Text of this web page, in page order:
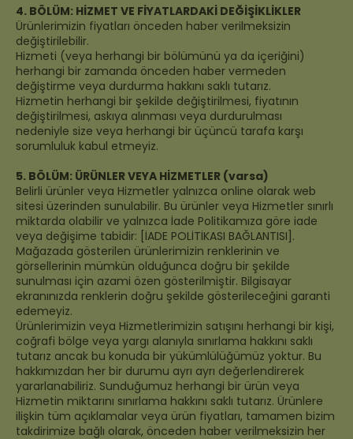
4. BÖLÜM: HİZMET VE FİYATLARDAKİ DEĞİŞİKLİKLER
Ürünlerimizin fiyatları önceden haber verilmeksizin
değiştirilebilir.
Hizmeti (veya herhangi bir bölümünü ya da içeriğini)
herhangi bir zamanda önceden haber vermeden
değiştirme veya durdurma hakkını saklı tutarız.
Hizmetin herhangi bir şekilde değiştirilmesi, fiyatının
değiştirilmesi, askıya alınması veya durdurulması
nedeniyle size veya herhangi bir üçüncü tarafa karşı
sorumluluk kabul etmeyiz.
5. BÖLÜM: ÜRÜNLER VEYA HİZMETLER (varsa)
Belirli ürünler veya Hizmetler yalnızca online olarak web
sitesi üzerinden sunulabilir. Bu ürünler veya Hizmetler sınırlı
miktarda olabilir ve yalnızca İade Politikamıza göre iade
veya değişime tabidir: [İADE POLİTİKASI BAĞLANTISI].
Mağazada gösterilen ürünlerimizin renklerinin ve
görsellerinin mümkün olduğunca doğru bir şekilde
sunulması için azami özen gösterilmiştir. Bilgisayar
ekranınızda renklerin doğru şekilde gösterileceğini garanti
edemeyiz.
Ürünlerimizin veya Hizmetlerimizin satışını herhangi bir kişi,
coğrafi bölge veya yargı alanıyla sınırlama hakkını saklı
tutarız ancak bu konuda bir yükümlülüğümüz yoktur. Bu
hakkımızdan her bir durumu ayrı ayrı değerlendirerek
yararlanabiliriz. Sunduğumuz herhangi bir ürün veya
Hizmetin miktarını sınırlama hakkını saklı tutarız. Ürünlere
ilişkin tüm açıklamalar veya ürün fiyatları, tamamen bizim
takdirimize bağlı olarak, önceden haber verilmeksizin her